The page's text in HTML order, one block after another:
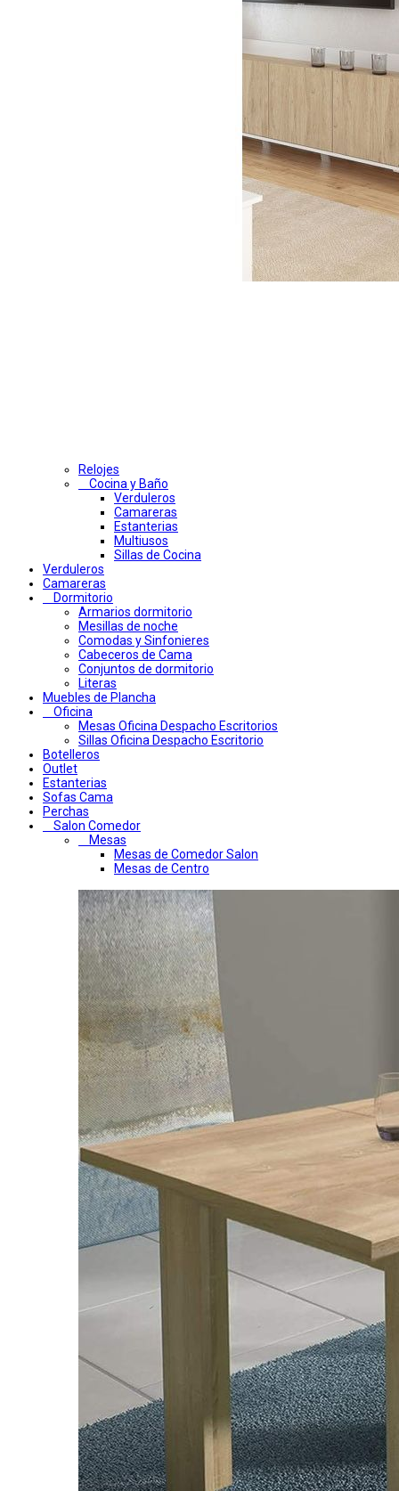
Relojes
Cocina y Baño
Verduleros
Camareras
Estanterias
Multiusos
Sillas de Cocina
Verduleros
Camareras
Dormitorio
Armarios dormitorio
Mesillas de noche
Comodas y Sinfonieres
Cabeceros de Cama
Conjuntos de dormitorio
Literas
Muebles de Plancha
Oficina
Mesas Oficina Despacho Escritorios
Sillas Oficina Despacho Escritorio
Botelleros
Outlet
Estanterias
Sofas Cama
Perchas
Salon Comedor
Mesas
Mesas de Comedor Salon
Mesas de Centro